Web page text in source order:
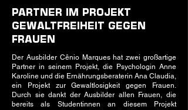
PARTNER IM PROJEKT
GEWALTFREIHEIT GEGEN
FRAUEN
Der Ausbilder Cênio Marques hat zwei großartige
Partner in seinem Projekt, die Psychologin Anne
Karoline und die Ernährungsberaterin Ana Claudia,
ein Projekt zur Gewaltlosigkeit gegen Frauen.
Durch sie dankt der Ausbilder allen Frauen, die
bereits als Studentinnen an diesem Projekt